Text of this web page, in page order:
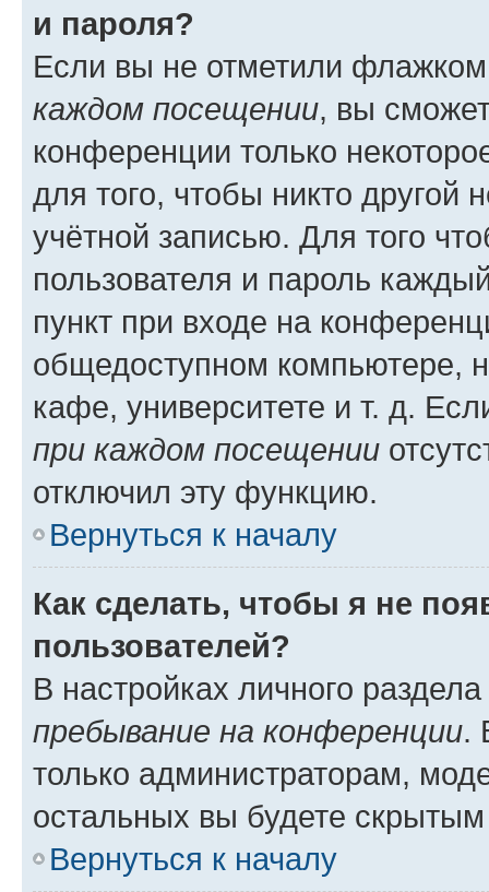
и пароля?
Если вы не отметили
каждом посещении, вы
конференции только
для того, чтобы никто другой
учётной записью. Для того
пользователя и пароль
пункт при входе на
общедоступном компьютере,
кафе, университете и т. д.
при каждом посещении
отключил эту функцию.
Вернуться к началу
Как сделать, чтобы я не
пользователей?
В настройках личного
пребывание на конференции.
только администраторам,
остальных вы будете
Вернуться к началу